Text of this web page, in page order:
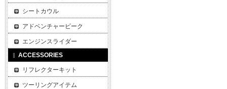
シートカウル
アドベンチャービーク
エンジンスライダー
ACCESSORIES
リフレクターキット
ツーリングアイテム